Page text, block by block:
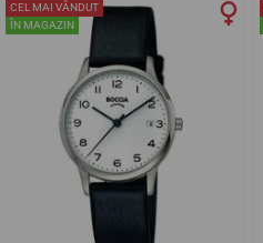
CEL MAI VÂNDUT
ÎN MAGAZIN